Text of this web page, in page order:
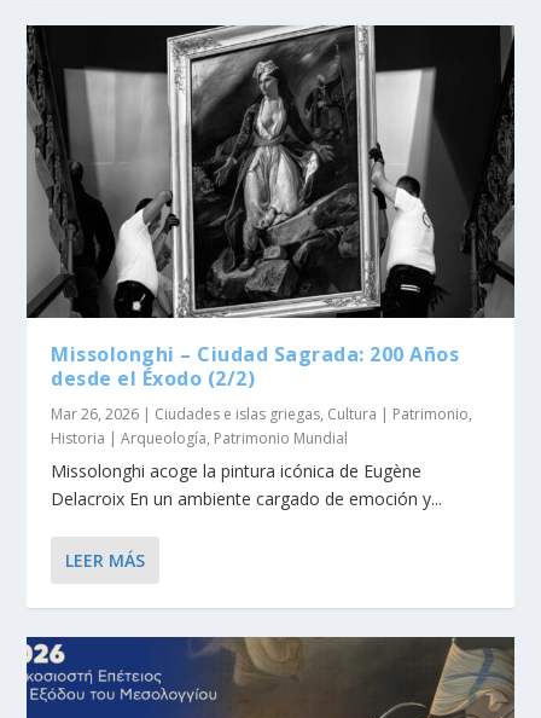
Missolonghi – Ciudad Sagrada: 200 Años
desde el Éxodo (2/2)
Mar 26, 2026 | Ciudades e islas griegas, Cultura | Patrimonio,
Historia | Arqueología, Patrimonio Mundial
Missolonghi acoge la pintura icónica de Eugène
Delacroix En un ambiente cargado de emoción y...
LEER MÁS